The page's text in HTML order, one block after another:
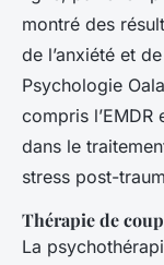
montré des
de l’anxiété et
Psychologie
compris
dans le
stress post-
Thérapie de
La